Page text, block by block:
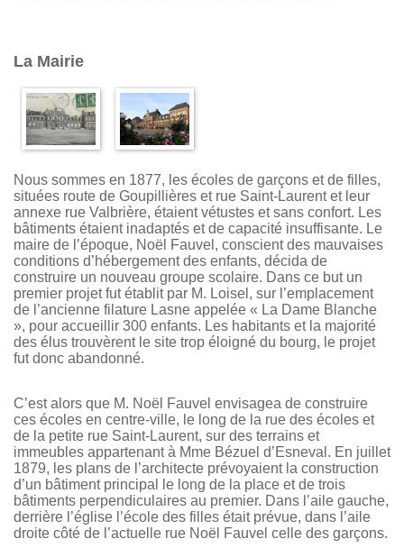
La Mairie
Nous sommes en 1877, les écoles de garçons et de filles,
situées route de Goupillières et rue Saint-Laurent et leur
annexe rue Valbrière, étaient vétustes et sans confort. Les
bâtiments étaient inadaptés et de capacité insuffisante. Le
maire de l’époque, Noël Fauvel, conscient des mauvaises
conditions d’hébergement des enfants, décida de
construire un nouveau groupe scolaire. Dans ce but un
premier projet fut établit par M. Loisel, sur l’emplacement
de l’ancienne filature Lasne appelée « La Dame Blanche
», pour accueillir 300 enfants. Les habitants et la majorité
des élus trouvèrent le site trop éloigné du bourg, le projet
fut donc abandonné.
C’est alors que M. Noël Fauvel envisagea de construire
ces écoles en centre-ville, le long de la rue des écoles et
de la petite rue Saint-Laurent, sur des terrains et
immeubles appartenant à Mme Bézuel d’Esneval. En juillet
1879, les plans de l’architecte prévoyaient la construction
d’un bâtiment principal le long de la place et de trois
bâtiments perpendiculaires au premier. Dans l’aile gauche,
derrière l’église l’école des filles était prévue, dans l’aile
droite côté de l’actuelle rue Noël Fauvel celle des garçons.